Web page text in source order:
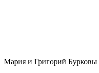
Мария и Григорий Бурковы